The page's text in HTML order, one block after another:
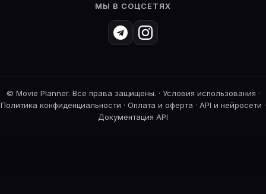
МЫ В СОЦСЕТЯХ
© Movie Planner. Все права защищены. · Условия использования ·
Политика конфиденциальности · Оплата и оферта · API и нейросети ·
Документация API